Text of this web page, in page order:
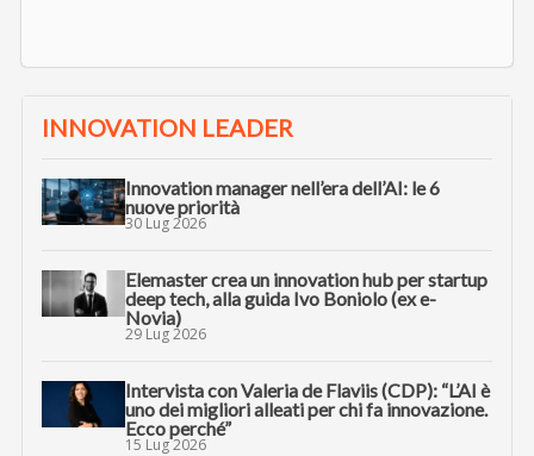
INNOVATION LEADER
Innovation manager nell’era dell’AI: le 6
nuove priorità
30 Lug 2026
Elemaster crea un innovation hub per startup
deep tech, alla guida Ivo Boniolo (ex e-
Novia)
29 Lug 2026
Intervista con Valeria de Flaviis (CDP): “L’AI è
uno dei migliori alleati per chi fa innovazione.
Ecco perché”
15 Lug 2026